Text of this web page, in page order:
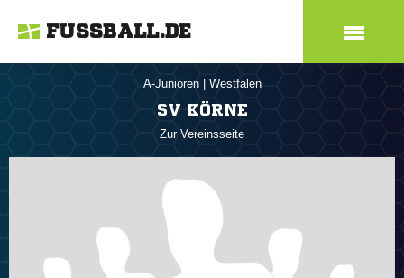
FUSSBALL.DE
A-Junioren Westfalen
SV KÖRNE
Zur Vereinsseite